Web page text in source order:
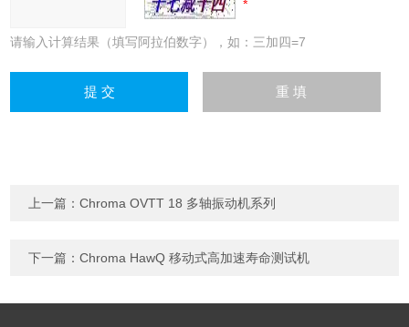
请输入计算结果（填写阿拉伯数字），如：三加四=7
上一篇：Chroma OVTT 18 多轴振动机系列
下一篇：Chroma HawQ 移动式高加速寿命测试机